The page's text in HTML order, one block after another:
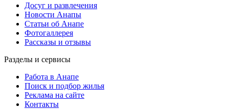
Досуг и развлечения
Новости Анапы
Статьи об Анапе
Фотогаллерея
Рассказы и отзывы
Разделы и сервисы
Работа в Анапе
Поиск и подбор жилья
Реклама на сайте
Контакты